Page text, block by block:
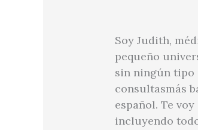
Soy Judith,
pequeño
sin ningún tipo
consultasmás
español. Te
incluyendo